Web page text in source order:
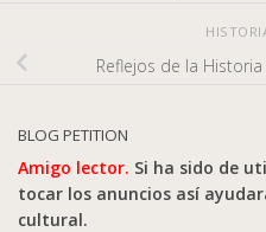
Reflejos de la
BLOG PETITION
Amigo lector. Si ha sido de
tocar los anuncios así
cultural.